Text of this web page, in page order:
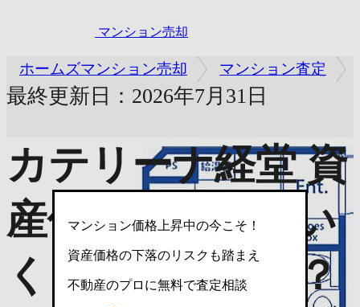
マンション売却
ホームズマンション売却 マンション査定
最終更新日：2026年7月31日
カテリーナ経堂 資
産価値は中古でい
くら？売れない？
マンション価格上昇中の今こそ！
資産価格の下落のリスクも踏まえ
不動産のプロに無料で査定相談